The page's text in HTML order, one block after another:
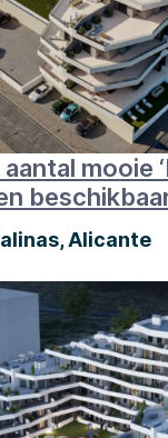
mooie
Alicante